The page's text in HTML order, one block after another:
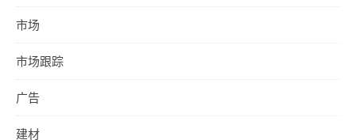
市场
市场跟踪
广告
建材